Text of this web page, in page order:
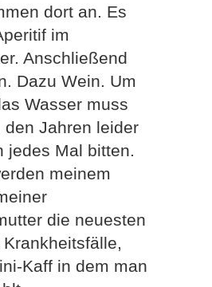
dort an. Es
im
Anschließend
Dazu Wein. Um
Wasser muss
den Jahren leider
jedes Mal bitten.
meinem
die neuesten
Kaff in dem man